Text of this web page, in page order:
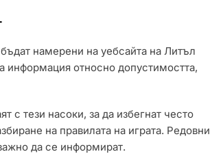
намерени на уебсайта на Литъл
информация относно допустимостта,
с тези насоки, за да избегнат често
на правилата на играта. Редовни
да се информират.